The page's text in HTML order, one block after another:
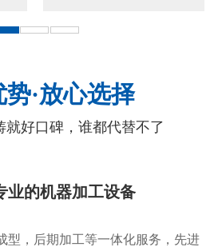
势·放心选择
就好口碑，谁都代替不了
业的机器加工设备
型，后期加工等一体化服务，先进